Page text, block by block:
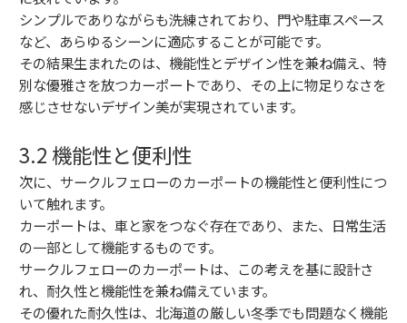
シンプルでありながらも洗練されており、門や駐車スペース
など、あらゆるシーンに適応することが可能です。
その結果生まれたのは、機能性とデザイン性を兼ね備え、特
別な優雅さを放つカーポートであり、その上に物足りなさを
感じさせないデザイン美が実現されています。
3.2 機能性と便利性
次に、サークルフェローのカーポートの機能性と便利性につ
いて触れます。
カーポートは、車と家をつなぐ存在であり、また、日常生活
の一部として機能するものです。
サークルフェローのカーポートは、この考えを基に設計さ
れ、耐久性と機能性を兼ね備えています。
その優れた耐久性は、北海道の厳しい冬季でも問題なく機能